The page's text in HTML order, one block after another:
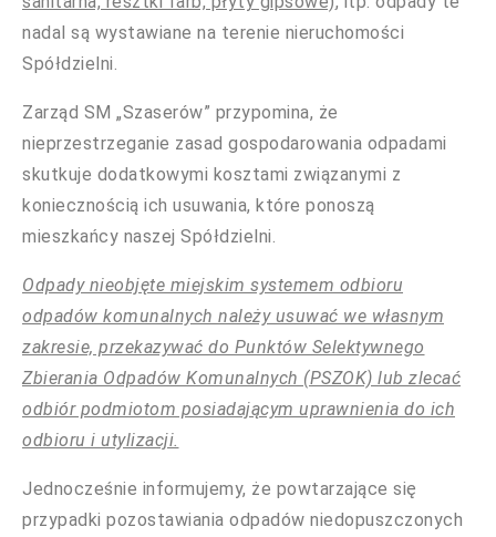
nadal są wystawiane na terenie nieruchomości
Spółdzielni.
Zarząd SM „Szaserów” przypomina, że
nieprzestrzeganie zasad gospodarowania odpadami
skutkuje dodatkowymi kosztami związanymi z
koniecznością ich usuwania, które ponoszą
mieszkańcy naszej Spółdzielni.
Odpady nieobjęte miejskim systemem odbioru
odpadów komunalnych należy usuwać we własnym
zakresie, przekazywać do Punktów Selektywnego
Zbierania Odpadów Komunalnych (PSZOK) lub zlecać
odbiór podmiotom posiadającym uprawnienia do ich
odbioru i utylizacji.
Jednocześnie informujemy, że powtarzające się
przypadki pozostawiania odpadów niedopuszczonych